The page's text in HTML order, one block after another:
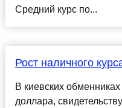
Средний курс по...
Рост наличного
В киевских обменниках
доллара,